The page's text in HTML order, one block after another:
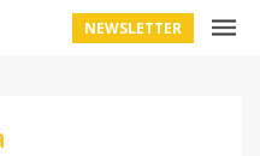
NEWSLETTER